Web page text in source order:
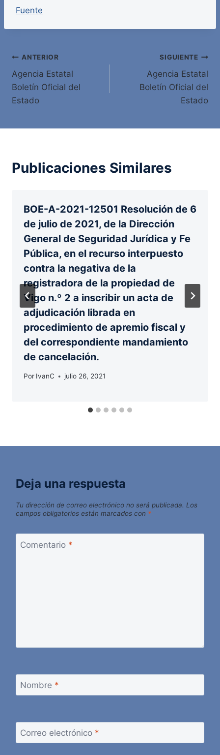
Fuente
Navegación
de
entradas
ANTERIOR
Agencia Estatal
Boletín Oficial del
Estado
SIGUIENTE
Agencia Estatal
Boletín Oficial del
Estado
Publicaciones Similares
BOE-A-2021-12501 Resolución de 6
de julio de 2021, de la Dirección
General de Seguridad Jurídica y Fe
Pública, en el recurso interpuesto
contra la negativa de la
registradora de la propiedad de
Vigo n.º 2 a inscribir un acta de
adjudicación librada en
procedimiento de apremio fiscal y
del correspondiente mandamiento
de cancelación.
Por IvanC julio 26, 2021
Deja una respuesta
Tu dirección de correo electrónico no será publicada. Los
campos obligatorios están marcados con *
Comentario *
Nombre *
Correo electrónico *